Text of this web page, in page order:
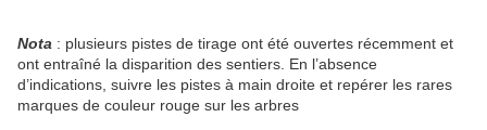
Nota : plusieurs pistes de tirage ont été ouvertes récemment et
ont entraîné la disparition des sentiers. En l’absence
d’indications, suivre les pistes à main droite et repérer les rares
marques de couleur rouge sur les arbres